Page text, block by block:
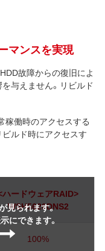
マンスを実現
故障からの復旧によ
与えません。リビルド
稼働時のアクセスする
ビルド時にアクセスす
見られます。
にできます。
ハードウェアRAID>
WSH5620DNS2
100%